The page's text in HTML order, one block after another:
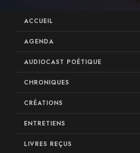
ACCUEIL
AGENDA
AUDIOCAST POÉTIQUE
CHRONIQUES
CRÉATIONS
ENTRETIENS
LIVRES REÇUS